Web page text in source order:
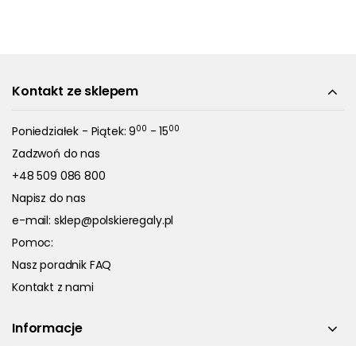
Kontakt ze sklepem
Poniedziałek - Piątek: 900 - 1500
Zadzwoń do nas
+48 509 086 800
Napisz do nas
e-mail: sklep@polskieregaly.pl
Pomoc:
Nasz poradnik FAQ
Kontakt z nami
Informacje